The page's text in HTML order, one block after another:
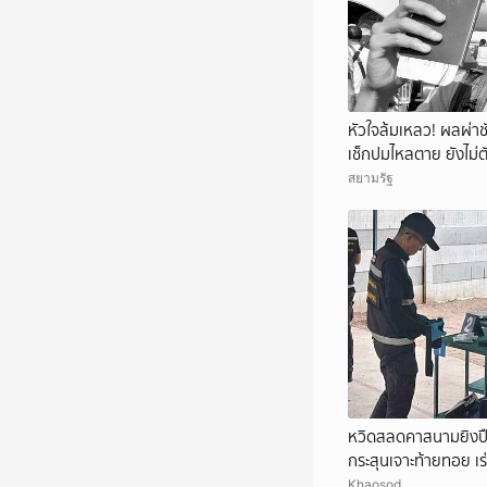
หัวใจล้มเหลว! ผลผ่า
เช็กปมไหลตาย ยังไ
สยามรัฐ
หวิดสลดคาสนามยิง
กระสุนเจาะท้ายทอย
Khaosod